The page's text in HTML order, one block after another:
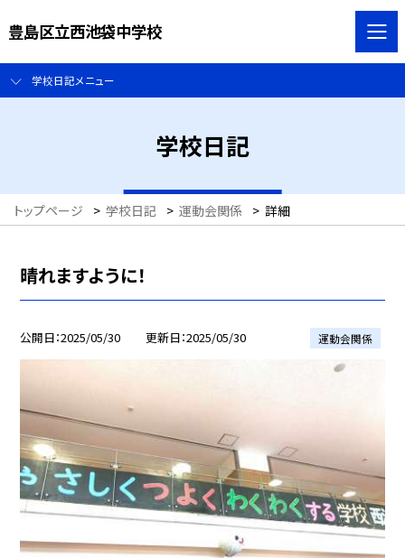
豊島区立西池袋中学校
学校日記メニュー
学校日記
トップページ > 学校日記 > 運動会関係 > 詳細
晴れますように！
公開日 2025/05/30 更新日 2025/05/30 運動会関係